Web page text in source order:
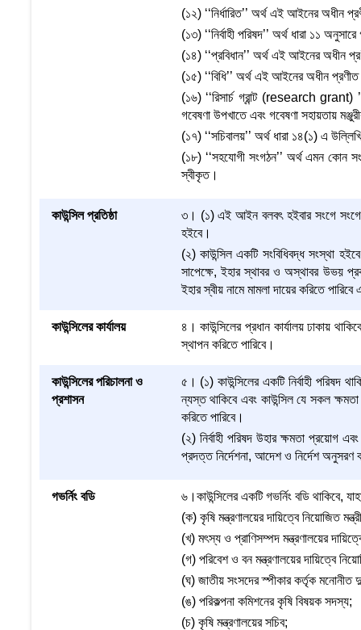
(১২) ‘‘নির্ধারিত’’ অর্থ এই আইনের অধীন
(১৩) ‘‘নির্বাহী পরিষদ’’ অর্থ ধারা ১১ অনুসারে
(১৪) ‘‘প্রবিধান’’ অর্থ এই আইনের অধীন
(১৫) ‘‘বিধি’’ অর্থ এই আইনের অধীন প্রণীত
(১৬) ‘‘রিসার্চ গ্রান্ট (research grant)
গবেষণা উপখাতে এবং গবেষণা সহায়তায়
(১৭) ‘‘সচিবালয়’’ অর্থ ধারা ১৪(১) এ
(১৮) ‘‘সহযোগী সংগঠন’’ অর্থ এমন কোন
স্বীকৃত।
কাউন্সিল প্রতিষ্ঠা
৩। (১) এই আইন বলবৎ হইবার সংগে সংগে,
হইবে।
(২) কাউন্সিল একটি সংবিধিবদ্ধ সংস্থা
সাপেক্ষে, ইহার স্থাবর ও অস্থাবর উভয়
ইহার স্বীয় নামে মামলা দায়ের করিতে
কাউন্সিলের কার্যালয়
৪। কাউন্সিলের প্রধান কার্যালয় ঢাকায়
স্থাপন করিতে পারিবে।
কাউন্সিলের পরিচালনা ও
প্রশাসন
৫। (১) কাউন্সিলের একটি নির্বাহী পরিষদ
ন্যস্ত থাকিবে এবং কাউন্সিল যে সকল
করিতে পারিবে।
(২) নির্বাহী পরিষদ উহার ক্ষমতা প্রয়োগ
প্রদত্ত নির্দেশনা, আদেশ ও নির্দেশ অনুসরণ
গভর্নিং বডি
৬।কাউন্সিলের একটি গভর্নিং বডি থাকিবে,
(ক) কৃষি মন্ত্রণালয়ের দায়িত্বে নিয়োজিত
(খ) মৎস্য ও প্রাণিসম্পদ মন্ত্রণালয়ের
(গ) পরিবেশ ও বন মন্ত্রণালয়ের দায়িত্বে
(ঘ) জাতীয় সংসদের স্পীকার কর্তৃক
(ঙ) পরিকল্পনা কমিশনের কৃষি বিষয়ক সদস্য;
(চ) কৃষি মন্ত্রণালয়ের সচিব;